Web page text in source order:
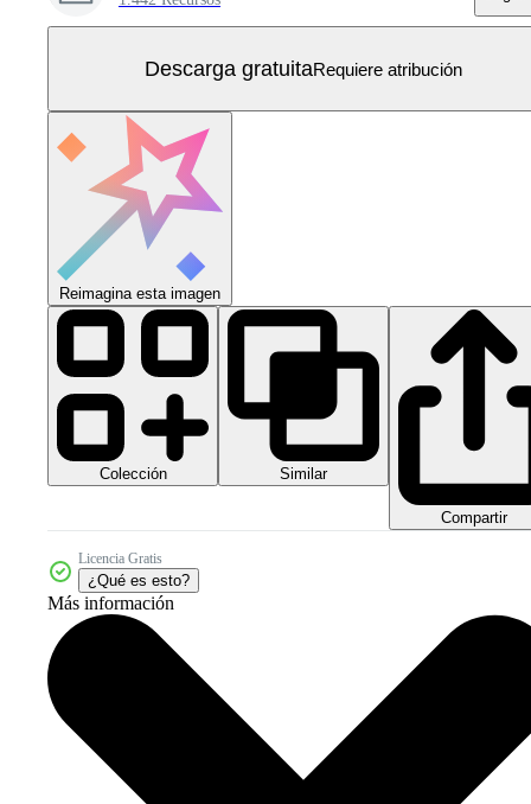
Descarga gratuitaRequiere atribución
Reimagina esta imagen
Colección Similar
Compartir
Licencia Gratis
¿Qué es esto?
Más información